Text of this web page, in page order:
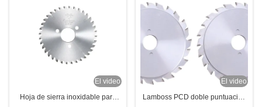
El video
Hoja de sierra inoxidable para
El video
Lamboss PCD doble puntuación